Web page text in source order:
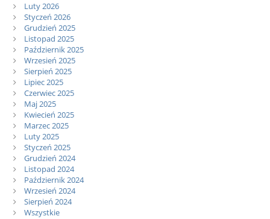
Luty 2026
Styczeń 2026
Grudzień 2025
Listopad 2025
Październik 2025
Wrzesień 2025
Sierpień 2025
Lipiec 2025
Czerwiec 2025
Maj 2025
Kwiecień 2025
Marzec 2025
Luty 2025
Styczeń 2025
Grudzień 2024
Listopad 2024
Październik 2024
Wrzesień 2024
Sierpień 2024
Wszystkie